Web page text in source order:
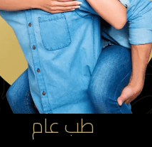
طب عام